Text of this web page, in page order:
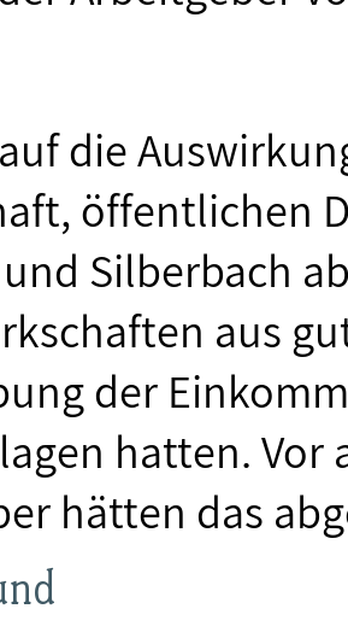
die
öffentlichen
Silberbach
aus
der
hatten.
hätten das